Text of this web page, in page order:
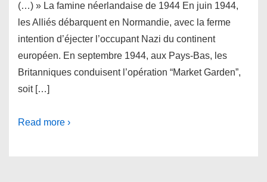
(…) » La famine néerlandaise de 1944 En juin 1944,
les Alliés débarquent en Normandie, avec la ferme
intention d’éjecter l’occupant Nazi du continent
européen. En septembre 1944, aux Pays-Bas, les
Britanniques conduisent l’opération “Market Garden”,
soit […]
Read more ›